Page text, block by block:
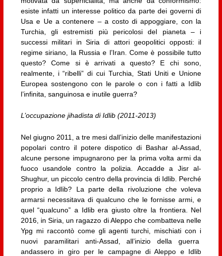
esiste infatti un interesse politico da parte dei governi di
Usa e Ue a contenere – a costo di appoggiare, con la
Turchia, gli estremisti più pericolosi del pianeta – i
successi militari in Siria di attori geopolitici opposti: il
regime siriano, la Russia e l’Iran. Come è possibile tutto
questo? Come si è arrivati a questo? E chi sono,
realmente, i “ribelli” di cui Turchia, Stati Uniti e Unione
Europea sostengono con le parole o con i fatti a Idlib
l’infinita, sanguinosa e inutile guerra?
L’occupazione jihadista di Idlib (2011-2013)
Nel giugno 2011, a tre mesi dall’inizio delle manifestazioni
popolari contro il potere dispotico di Bashar al-Assad,
alcune persone impugnarono per la prima volta armi da
fuoco usandole contro la polizia. Accadde a Jisr al-
Shughur, un piccolo centro della provincia di Idlib. Perché
proprio a Idlib? La parte della rivoluzione che voleva
armarsi necessitava di qualcuno che le fornisse armi, e
quel “qualcuno” a Idlib era giusto oltre la frontiera. Nel
2016, in Siria, un ragazzo di Aleppo che combatteva nelle
Ypg mi raccontò come gli agenti turchi, mischiati con i
nuovi paramilitari anti-Assad, all’inizio della guerra
andassero in giro per le campagne di Aleppo e Idlib